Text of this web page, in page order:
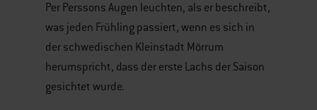
Per Perssons Augen leuchten, als er beschreibt,
was jeden Frühling passiert, wenn es sich in
der schwedischen Kleinstadt Mörrum
herumspricht, dass der erste Lachs der Saison
gesichtet wurde.